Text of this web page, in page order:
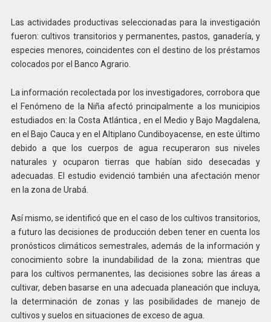
Las actividades productivas seleccionadas para la investigación
fueron: cultivos transitorios y permanentes, pastos, ganadería, y
especies menores, coincidentes con el destino de los préstamos
colocados por el Banco Agrario.
La información recolectada por los investigadores, corrobora que
el Fenómeno de la Niña afectó principalmente a los municipios
estudiados en: la Costa Atlántica , en el Medio y Bajo Magdalena,
en el Bajo Cauca y en el Altiplano Cundiboyacense, en este último
debido a que los cuerpos de agua recuperaron sus niveles
naturales y ocuparon tierras que habían sido desecadas y
adecuadas. El estudio evidenció también una afectación menor
en la zona de Urabá.
Así mismo, se identificó que en el caso de los cultivos transitorios,
a futuro las decisiones de producción deben tener en cuenta los
pronósticos climáticos semestrales, además de la información y
conocimiento sobre la inundabilidad de la zona; mientras que
para los cultivos permanentes, las decisiones sobre las áreas a
cultivar, deben basarse en una adecuada planeación que incluya,
la determinación de zonas y las posibilidades de manejo de
cultivos y suelos en situaciones de exceso de agua.